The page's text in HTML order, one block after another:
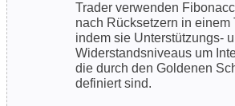
Trader verwenden
nach Rücksetzern in einem
indem sie Unterstützungs-
Widerstandsniveaus um
die durch den Goldenen
definiert sind.